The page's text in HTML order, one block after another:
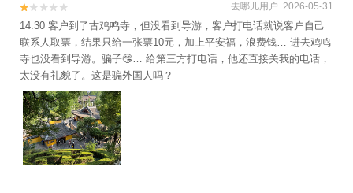
代农业示范园+南京光阳大舞台+高淳国际慢
城+南京汤山勐拉温泉+高淳非遗展示馆+新
四军驻高淳办事处旧址+高淳国际慢城建峰农
家乐+高淳国际慢城长春农家+高淳国际慢城
长青农家乐+南京汤山温泉宾馆+南京保利大
剧院+南京大行宫会堂+南京人民大会堂+南
京奥体中心+工人汤山温泉+桃花岛风景区
+南京乐天世界+大报恩寺遗址景区+奔跑拓
展乐园（玄武湖公园站）+奔跑拓展乐园（汤
山地质公园站）+大报恩寺遗址景区+冶山国

 去哪儿用户 2026-05-31
14:30 客户到了古鸡鸣寺，但没看到导游，客户打电话就说客户自己
联系人取票，结果只给一张票10元，加上平安福，浪费钱… 进去鸡鸣
寺也没看到导游。骗子🤥… 给第三方打电话，他还直接关我的电话，
太没有礼貌了。这是骗外国人吗？